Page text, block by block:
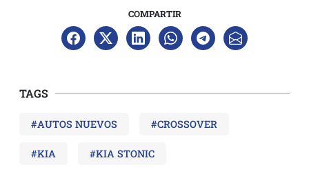
COMPARTIR
TAGS
#AUTOS NUEVOS #CROSSOVER
#KIA #KIA STONIC